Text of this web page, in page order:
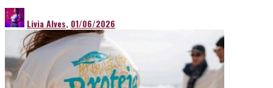
Livia Alves, 01/06/2026